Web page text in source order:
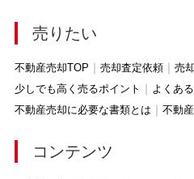
売りたい
不動産売却TOP 売却査定依頼 売
少しでも高く売るポイント
よくあ
不動産売却に必要な書類とは
不動
コンテンツ